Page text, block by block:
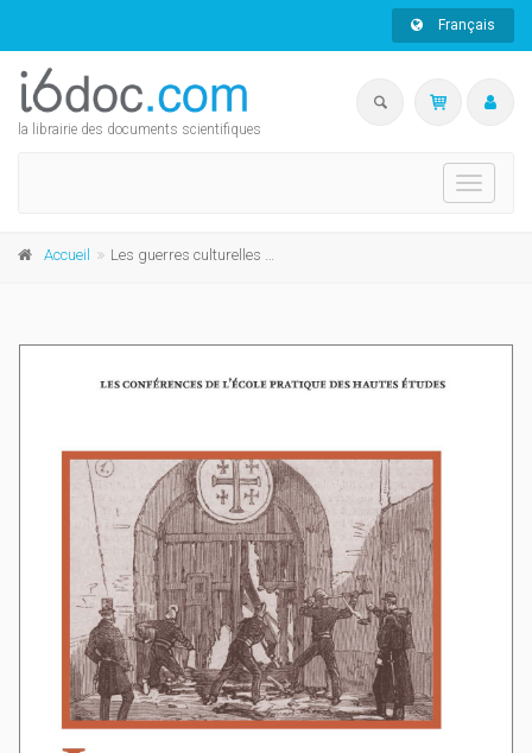
Français
la librairie des documents scientifiques
Toggle
Accueil Les guerres culturelles du XIXe siècle